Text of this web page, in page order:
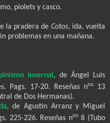
piolets y casco.
la pradera de Cotos, ida, vuelta
problemas en una mañana.
invernal , de Ángel Luis
Pags. 17-20. Reseñas nos
13
de Dos Hermanas).
, de Agustín Arranz y Miguel
225-226. Reseñas nos8 (Tubo